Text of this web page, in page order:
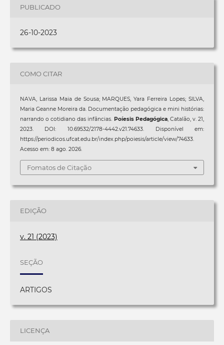
PUBLICADO
26-10-2023
COMO CITAR
NAVA, Larissa Maia de Sousa; MARQUES, Yara Ferreira Lopes; SILVA,
Maria Geanne Moreira da. Documentação pedagógica e mini histórias:
narrando o cotidiano das infâncias. Poíesis Pedagógica, Catalão, v. 21,
2023. DOI: 10.69532/2178-4442.v21.74633. Disponível em:
https://periodicos.ufcat.edu.br/index.php/poiesis/article/view/74633.
Acesso em: 8 ago. 2026.
Fomatos de Citação
EDIÇÃO
v. 21 (2023)
SEÇÃO
ARTIGOS
LICENÇA